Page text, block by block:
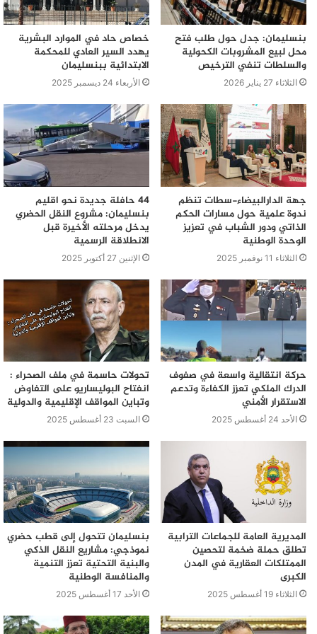
الذي تم عقده.، ولنا عودة للموضوع من أجل رصد واقع حال
النقل العمومي بالصخيرات وتطوراته المستقبلية .
بنسليمان: جدل حول طلب فتح
محل لبيع المشروبات الكحولية
والسلطات تنفي الترخيص
الثلاثاء 27 يناير 2026
خصاص حاد في الموارد البشرية
يهدد السير العادي للمحكمة
الابتدائية ببنسليمان
الأربعاء 24 ديسمبر 2025
جهة الدارالبيضاء-سطات تنظم
ندوة علمية حول مسارات الحكم
الذاتي ودور الشباب في تعزيز
الوحدة الوطنية
الثلاثاء 11 نوفمبر 2025
44 حافلة جديدة نحو اقليم
بنسليمان: مشروع النقل الحضري
يدخل مرحلته الأخيرة قبل
الانطلاقة الرسمية
الإثنين 27 أكتوبر 2025
حركة انتقالية واسعة في صفوف
الدرك الملكي تعزز الكفاءة وتدعم
الاستقرار الأمني
الأحد 24 أغسطس 2025
تحولات حاسمة في ملف الصحراء :
انفتاح البوليساريو على التفاوض
وتباين المواقف الإقليمية والدولية
السبت 23 أغسطس 2025
المديرية العامة للجماعات الترابية
تطلق حملة ضخمة لتحصين
الممتلكات العقارية في المدن
الكبرى
الثلاثاء 19 أغسطس 2025
بنسليمان تتحول إلى قطب حضري
نموذجي: مشاريع النقل الذكي
والبنية التحتية تعزز التنمية
والمنافسة الوطنية
الأحد 17 أغسطس 2025